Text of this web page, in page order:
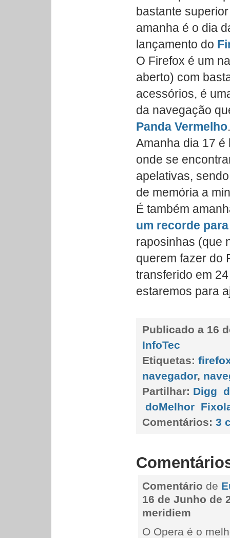
bastante
amanha é o dia
lançamento do
O Firefox é um
aberto) com
acessórios, é
da navegação
Panda Vermelho.
Amanha dia 17 é
onde se
apelativas,
de memória a
É também
um recorde
raposinhas (que
querem fazer do
transferido em
estaremos para
Publicado a 16
InfoTec
Etiquetas:
navegador,
Partilhar: Digg
doMelhor
Comentários: 3
Comentário de
16 de Junho de
meridiem
O Opera é o